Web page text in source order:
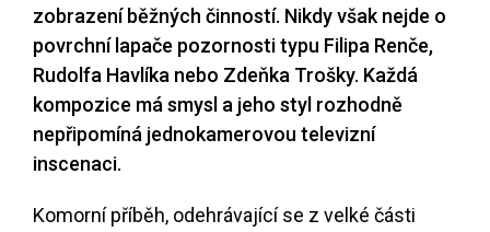
zobrazení běžných činností. Nikdy však nejde o
povrchní lapače pozornosti typu Filipa Renče,
Rudolfa Havlíka nebo Zdeňka Trošky. Každá
kompozice má smysl a jeho styl rozhodně
nepřipomíná jednokamerovou televizní
inscenaci.
Komorní příběh, odehrávající se z velké části